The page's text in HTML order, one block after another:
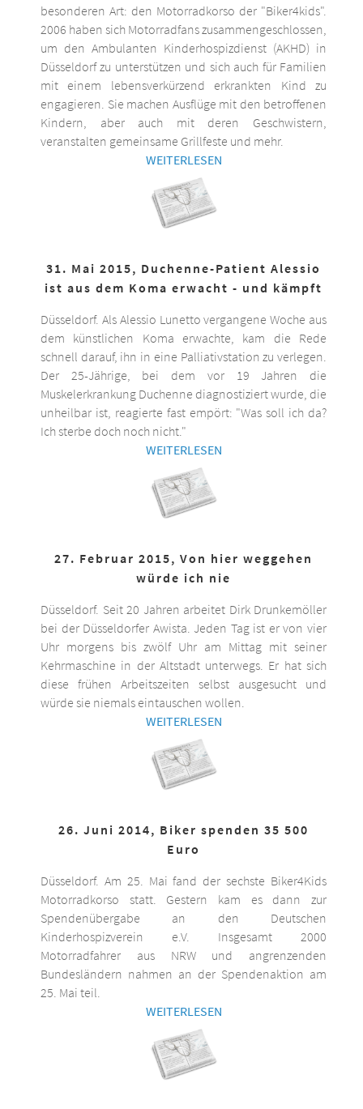
besonderen Art: den Motorradkorso der "Biker4kids".
2006 haben sich Motorradfans zusammengeschlossen,
um den Ambulanten Kinderhospizdienst (AKHD) in
Düsseldorf zu unterstützen und sich auch für Familien
mit einem lebensverkürzend erkrankten Kind zu
engagieren. Sie machen Ausflüge mit den betroffenen
Kindern, aber auch mit deren Geschwistern,
veranstalten gemeinsame Grillfeste und mehr.
WEITERLESEN
31. Mai 2015, Duchenne-Patient Alessio
ist aus dem Koma erwacht - und kämpft
Düsseldorf. Als Alessio Lunetto vergangene Woche aus
dem künstlichen Koma erwachte, kam die Rede
schnell darauf, ihn in eine Palliativstation zu verlegen.
Der 25-Jährige, bei dem vor 19 Jahren die
Muskelerkrankung Duchenne diagnostiziert wurde, die
unheilbar ist, reagierte fast empört: "Was soll ich da?
Ich sterbe doch noch nicht."
WEITERLESEN
27. Februar 2015, Von hier weggehen
würde ich nie
Düsseldorf. Seit 20 Jahren arbeitet Dirk Drunkemöller
bei der Düsseldorfer Awista. Jeden Tag ist er von vier
Uhr morgens bis zwölf Uhr am Mittag mit seiner
Kehrmaschine in der Altstadt unterwegs. Er hat sich
diese frühen Arbeitszeiten selbst ausgesucht und
würde sie niemals eintauschen wollen.
WEITERLESEN
26. Juni 2014, Biker spenden 35 500
Euro
Düsseldorf. Am 25. Mai fand der sechste Biker4Kids
Motorradkorso statt. Gestern kam es dann zur
Spendenübergabe an den Deutschen
Kinderhospizverein e.V. Insgesamt 2000
Motorradfahrer aus NRW und angrenzenden
Bundesländern nahmen an der Spendenaktion am
25. Mai teil.
WEITERLESEN